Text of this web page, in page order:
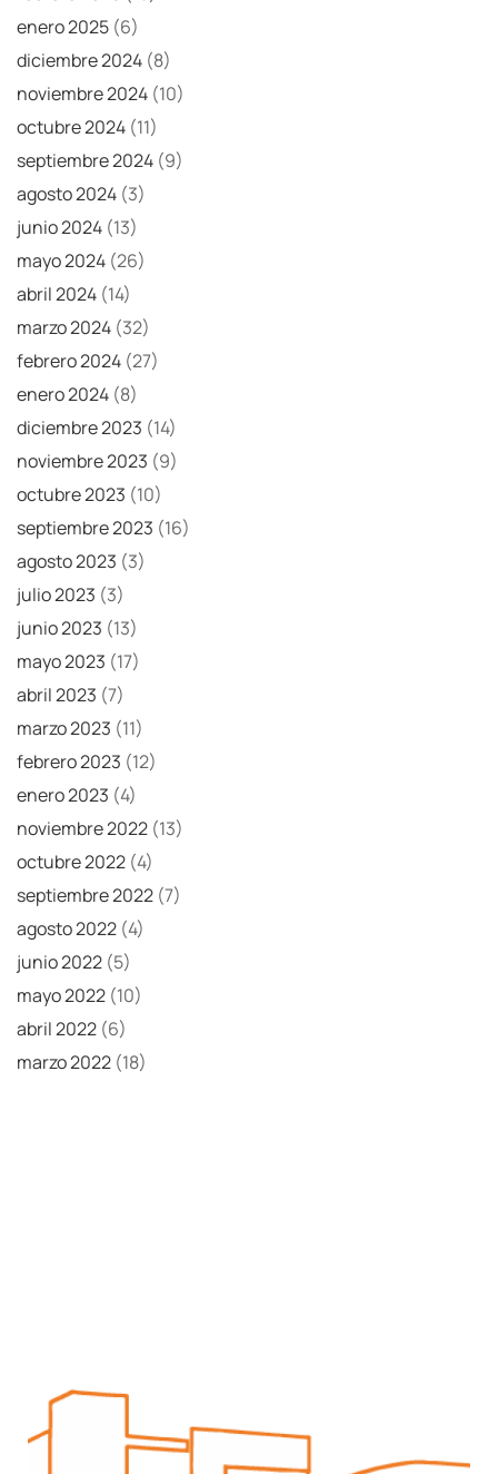
enero 2025 (6)
diciembre 2024 (8)
noviembre 2024 (10)
octubre 2024 (11)
septiembre 2024 (9)
agosto 2024 (3)
junio 2024 (13)
mayo 2024 (26)
abril 2024 (14)
marzo 2024 (32)
febrero 2024 (27)
enero 2024 (8)
diciembre 2023 (14)
noviembre 2023 (9)
octubre 2023 (10)
septiembre 2023 (16)
agosto 2023 (3)
julio 2023 (3)
junio 2023 (13)
mayo 2023 (17)
abril 2023 (7)
marzo 2023 (11)
febrero 2023 (12)
enero 2023 (4)
noviembre 2022 (13)
octubre 2022 (4)
septiembre 2022 (7)
agosto 2022 (4)
junio 2022 (5)
mayo 2022 (10)
abril 2022 (6)
marzo 2022 (18)